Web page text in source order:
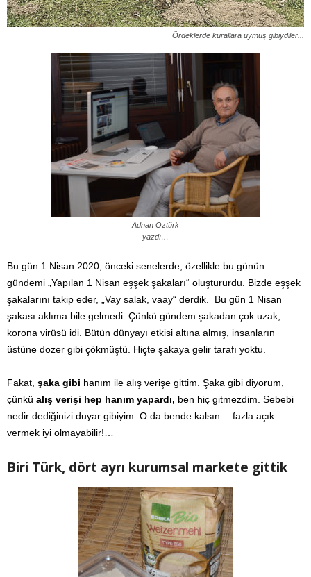
Ördeklerde kurallara uymuş gibiydiler...
Adnan Öztürk
yazdı…
Bu gün 1 Nisan 2020, önceki senelerde, özellikle bu günün
gündemi „Yapılan 1 Nisan eşşek şakaları“ oluştururdu. Bizde eşşek
şakalarını takip eder, „Vay salak, vaay“ derdik.
Bu gün 1 Nisan
şakası aklıma bile gelmedi. Çünkü gündem şakadan çok uzak,
korona virüsü idi. Bütün dünyayı etkisi altına almış, insanların
üstüne dozer gibi çökmüştü. Hiçte şakaya gelir tarafı yoktu.
Fakat, şaka gibi hanım ile alış verişe gittim. Şaka gibi diyorum,
çünkü alış verişi hep hanım yapardı, ben hiç gitmezdim. Sebebi
nedir dediğinizi duyar gibiyim. O da bende kalsın… fazla açık
vermek iyi olmayabilir!…
Biri Türk, dört ayrı kurumsal markete gittik